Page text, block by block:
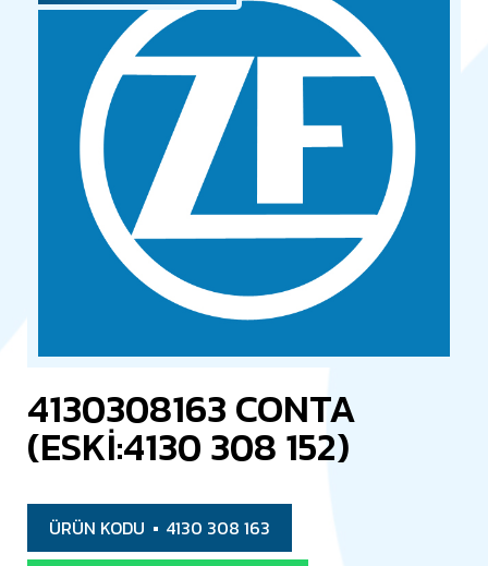
4130308163 CONTA
(ESKİ:4130 308 152)
ÜRÜN KODU 4130 308 163